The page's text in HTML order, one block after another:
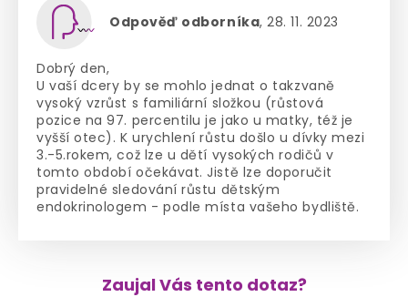
Odpověď odborníka, 28. 11. 2023
Dobrý den,
U vaší dcery by se mohlo jednat o takzvaně
vysoký vzrůst s familiární složkou (růstová
pozice na 97. percentilu je jako u matky, též je
vyšší otec). K urychlení růstu došlo u dívky mezi
3.-5.rokem, což lze u dětí vysokých rodičů v
tomto období očekávat. Jistě lze doporučit
pravidelné sledování růstu dětským
endokrinologem - podle místa vašeho bydliště.
Zaujal Vás tento dotaz?